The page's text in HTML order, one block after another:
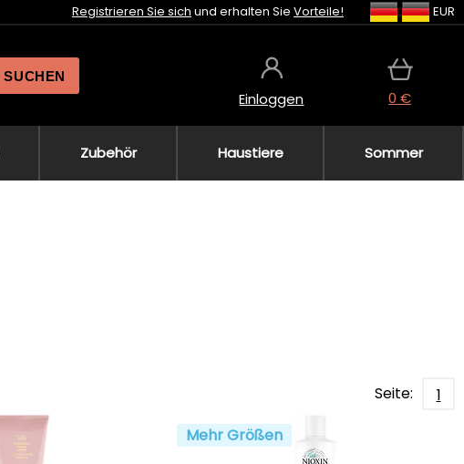
Registrieren Sie sich und erhalten Sie Vorteile! EUR
SUCHEN
Einloggen 0 €
Zubehör Haustiere Sommer
Seite:
1
Mehr Größen